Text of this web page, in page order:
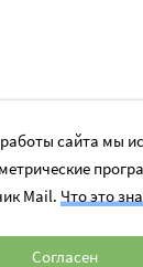
сайта мы
Mail. Что это
Согласен